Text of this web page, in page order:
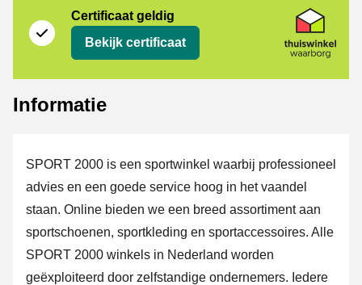
Certificaat geldig
Bekijk certificaat
Informatie
SPORT 2000 is een sportwinkel waarbij professioneel
advies en een goede service hoog in het vaandel
staan. Online bieden we een breed assortiment aan
sportschoenen, sportkleding en sportaccessoires. Alle
SPORT 2000 winkels in Nederland worden
geëxploiteerd door zelfstandige ondernemers. Iedere